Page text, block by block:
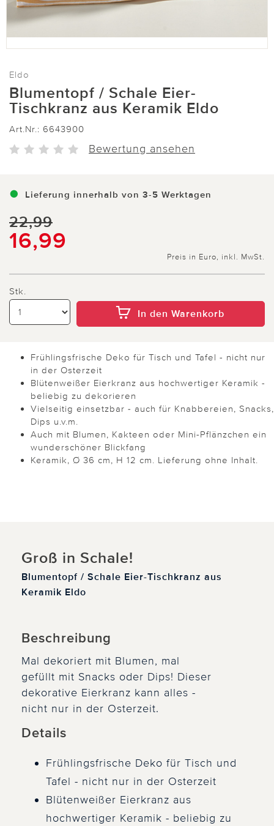
Eldo
Blumentopf / Schale Eier-
Tischkranz aus Keramik Eldo
Art.Nr.: 6643900
Bewertung ansehen
Lieferung innerhalb von 3-5 Werktagen
22,99
16,99
Preis in Euro, inkl. MwSt.
Stk.
In den Warenkorb
Frühlingsfrische Deko für Tisch und Tafel - nicht nur
in der Osterzeit
Blütenweißer Eierkranz aus hochwertiger Keramik -
beliebig zu dekorieren
Vielseitig einsetzbar - auch für Knabbereien, Snacks,
Dips u.v.m.
Auch mit Blumen, Kakteen oder Mini-Pflänzchen ein
wunderschöner Blickfang
Keramik, Ø 36 cm, H 12 cm. Lieferung ohne Inhalt.
Groß in Schale!
Blumentopf / Schale Eier-Tischkranz aus
Keramik Eldo
Beschreibung
Mal dekoriert mit Blumen, mal
gefüllt mit Snacks oder Dips! Dieser
dekorative Eierkranz kann alles -
nicht nur in der Osterzeit.
Details
Frühlingsfrische Deko für Tisch und
Tafel - nicht nur in der Osterzeit
Blütenweißer Eierkranz aus
hochwertiger Keramik - beliebig zu